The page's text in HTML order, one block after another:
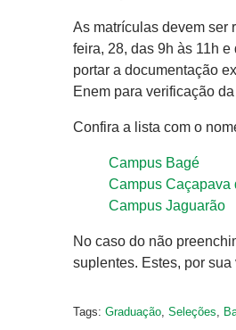
As matrículas devem ser
feira, 28, das 9h às 11h
portar a documentação
Enem para verificação
Confira a lista com o
Campus Bagé
Campus Caçapava
Campus Jaguarão
No caso do não
suplentes. Estes, por
Tags: Graduação Seleções